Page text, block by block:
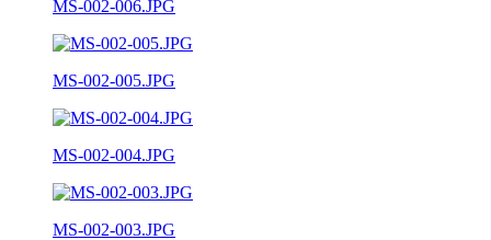
MS-002-006.JPG
MS-002-005.JPG
MS-002-004.JPG
MS-002-003.JPG